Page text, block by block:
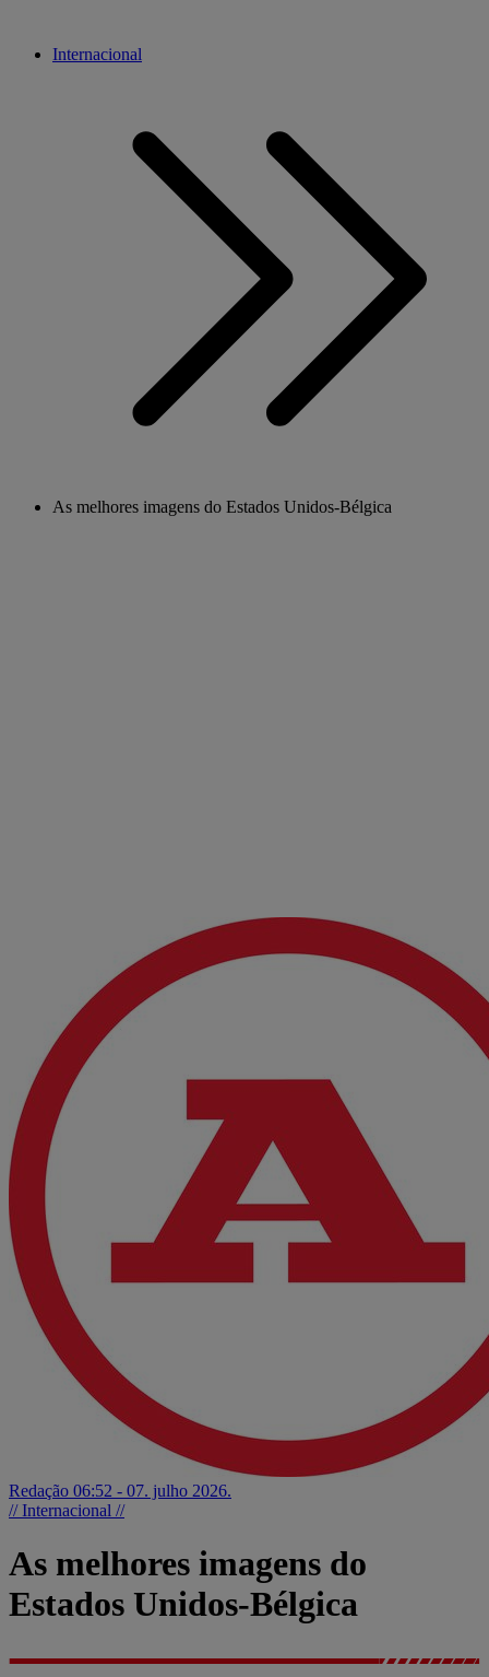
Internacional
As melhores imagens do Estados Unidos-Bélgica
Redação 06:52 - 07. julho 2026.
// Internacional //
As melhores imagens do
Estados Unidos-Bélgica